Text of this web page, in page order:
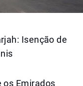
Isenção de
os Emirados